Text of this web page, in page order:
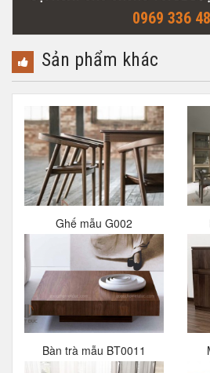
0969 336
Sản phẩm khác
Ghế mẫu G002
Bàn trà mẫu BT0011